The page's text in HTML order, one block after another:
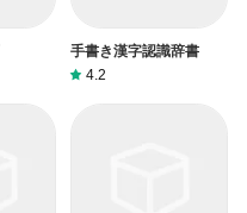
手書き漢字認識辞書
4.2